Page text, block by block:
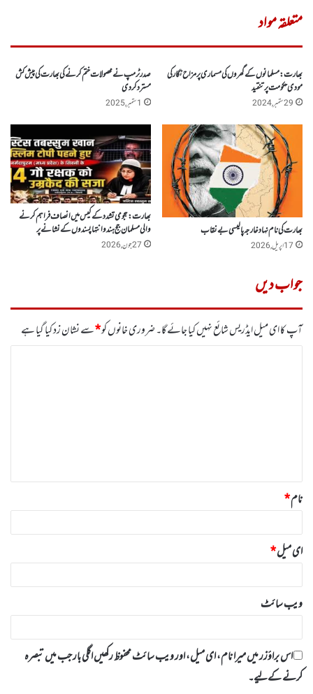
متعلقہ مواد
بھارت:مسلمانوں کے گھروں کی مسماری پر مزاح نگار کی
مودی حکومت پر تنقید
29 ستمبر, 2024
صدر ٹرمپ نے محصولات ختم کرنے کی بھارت کی پیش کش
مسترد کر دی
1 ستمبر, 2025
بھارت کی نام نہاد خارجہ پالیسی بے نقاب
17 اپریل, 2026
بھارت :ہجومی تشدد کے کیس میں انصاف فراہم کرنے
والی مسلمان جج ہندو انتہا پسندوں کے نشانے پر
27 جون, 2026
جواب دیں
آپ کا ای میل ایڈریس شائع نہیں کیا جائے گا۔ضروری خانوں کو*سے نشان زد کیا گیا ہے
نام*
ای میل*
ویب‌ سائٹ
اس براؤزر میں میرا نام، ای میل، اور ویب سائٹ محفوظ رکھیں اگلی بار جب میں تبصرہ
کرنے کےلیے۔